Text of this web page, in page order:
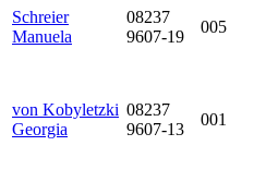
Schreier
Manuela
08237
9607-19
005
von Kobyletzki
Georgia
08237
9607-13
001